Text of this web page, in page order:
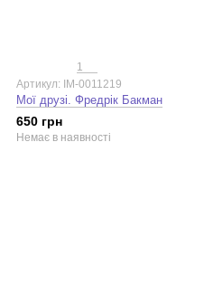
1
Артикул: IM-0011219
Мої друзі. Фредрік Бакман
650 грн
Немає в наявності